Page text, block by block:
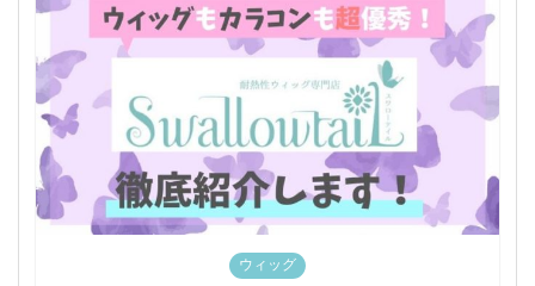
ウィッグ